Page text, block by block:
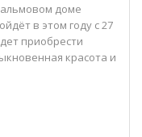
доме
в этом году с 27
приобрести
красота и